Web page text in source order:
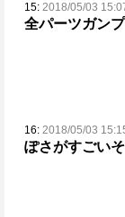
15: 2018/05/03
全パーツガン
16: 2018/05/03
ぽさがすごい